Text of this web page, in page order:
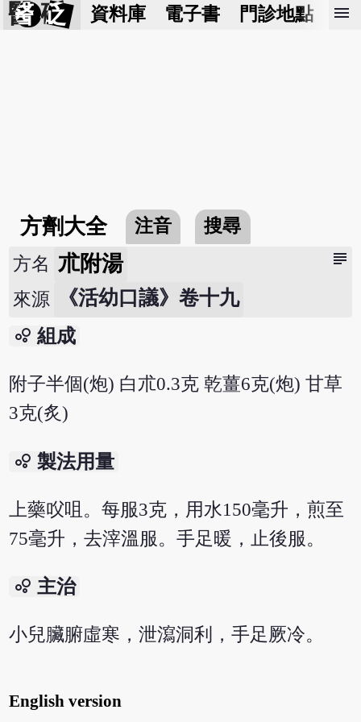
醫 砭 資料庫 電子書 門診地點 預
menu
方劑大全 注音 搜尋
subject
方名 朮附湯
來源 《活幼口議》卷十九
bubble_chart 組成
附子半個(炮) 白朮0.3克 乾薑6克(炮) 甘草
3克(炙)
bubble_chart 製法用量
上藥㕮咀。每服3克，用水150毫升，煎至
75毫升，去滓溫服。手足暖，止後服。
bubble_chart 主治
小兒臟腑虛寒，泄瀉洞利，手足厥冷。
English version